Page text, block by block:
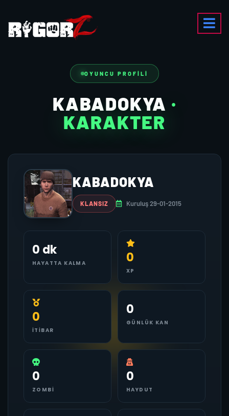
OYUNCU PROFILI
KABADOKYA ·
KARAKTER
KABADOKYA
KLANSIZ Kuruluş 29-01-2015
0 dk
HAYATTA KALMA 0
XP
0
İTIBAR
0
GÜNLÜK KAN
0
ZOMBI
0
HAYDUT